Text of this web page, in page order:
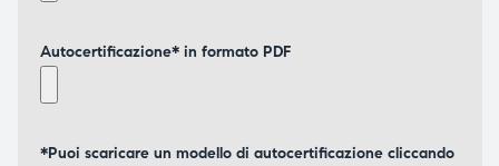
Autocertificazione* in formato PDF
*Puoi scaricare un modello di autocertificazione cliccando